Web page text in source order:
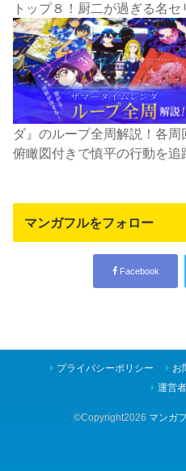
トップ８！厨二が過ぎる名
ダ』のループ全周解説！各
俯瞰図付きで慎平の行動を追
マンガフルをフォロー
Facebook
プライバシーポリシー お
運営
©Copyright2026 マンガ